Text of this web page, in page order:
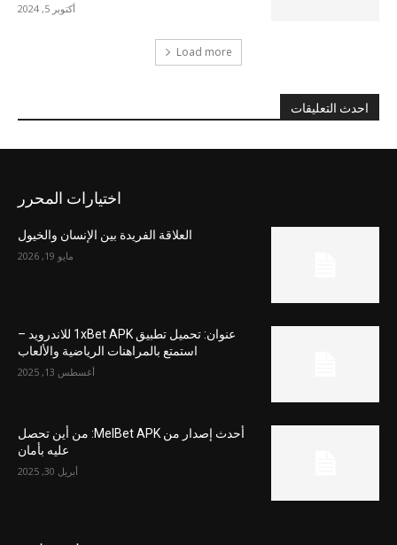
أكتوبر 5, 2024
Load more
احدث التعليقات
اختيارات المحرر
العلاقة الفريدة بين الإنسان والخيول
مايو 19, 2026
عنوان: تحميل تطبيق 1xBet APK للاندرويد –
استمتع بالمراهنات الرياضية والألعاب
أغسطس 13, 2025
أحدث إصدار من MelBet APK: من أين تحصل
عليه بأمان
أبريل 30, 2025